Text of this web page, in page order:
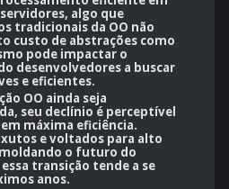
algo que
tradicionais da OO não
custo de abstrações como
pode impactar o
desenvolvedores a buscar
e eficientes.
OO ainda seja
seu declínio é perceptível
máxima eficiência.
e voltados para alto
o futuro do
transição tende a se
anos.